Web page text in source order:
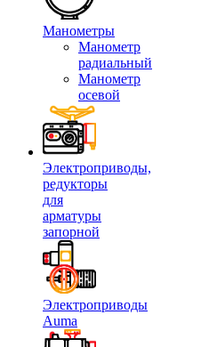
Манометры
Манометр
радиальный
Манометр
осевой
Электроприводы,
редукторы
для
арматуры
запорной
Электроприводы
Auma